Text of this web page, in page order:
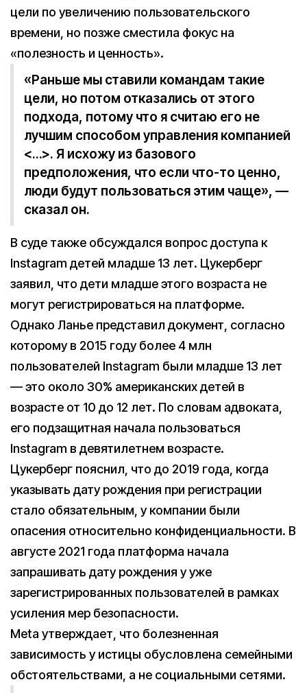
цели по увеличению пользовательского
времени, но позже сместила фокус на
«полезность и ценность».
«Раньше мы ставили командам такие
цели, но потом отказались от этого
подхода, потому что я считаю его не
лучшим способом управления компанией
<…>. Я исхожу из базового
предположения, что если что-то ценно,
люди будут пользоваться этим чаще», —
сказал он.
В суде также обсуждался вопрос доступа к
Instagram детей младше 13 лет. Цукерберг
заявил, что дети младше этого возраста не
могут регистрироваться на платформе.
Однако Ланье представил документ, согласно
которому в 2015 году более 4 млн
пользователей Instagram были младше 13 лет
— это около 30% американских детей в
возрасте от 10 до 12 лет. По словам адвоката,
его подзащитная начала пользоваться
Instagram в девятилетнем возрасте.
Цукерберг пояснил, что до 2019 года, когда
указывать дату рождения при регистрации
стало обязательным, у компании были
опасения относительно конфиденциальности. В
августе 2021 года платформа начала
запрашивать дату рождения у уже
зарегистрированных пользователей в рамках
усиления мер безопасности.
Meta утверждает, что болезненная
зависимость у истицы обусловлена семейными
обстоятельствами, а не социальными сетями.